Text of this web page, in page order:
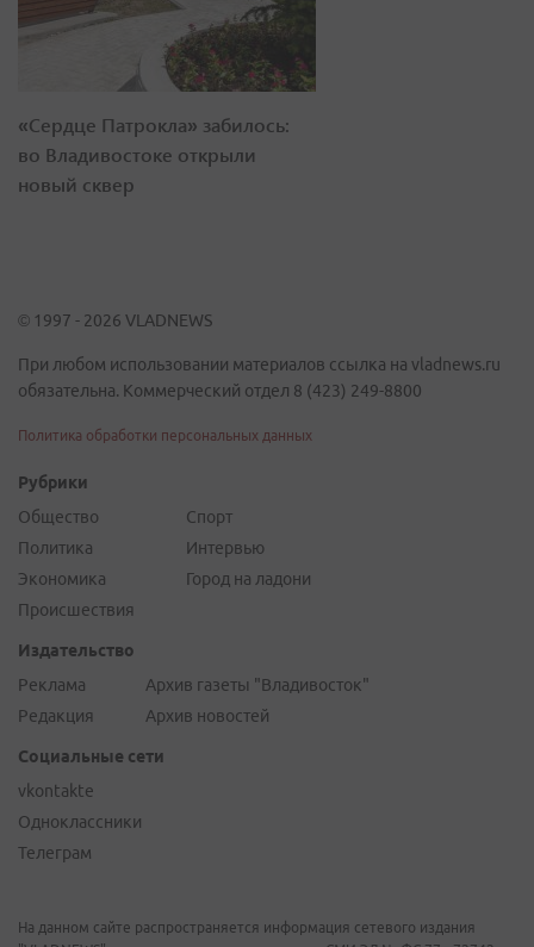
«Сердце Патрокла» забилось:
во Владивостоке открыли
новый сквер
© 1997 - 2026 VLADNEWS
При любом использовании материалов ссылка на vladnews.ru
обязательна. Коммерческий отдел 8 (423) 249-8800
Политика обработки персональных данных
Рубрики
Общество
Политика
Экономика
Происшествия
Спорт
Интервью
Город на ладони
Издательство
Реклама
Редакция
Архив газеты "Владивосток"
Архив новостей
Социальные сети
vkontakte
Одноклассники
Телеграм
На данном сайте распространяется информация сетевого издания